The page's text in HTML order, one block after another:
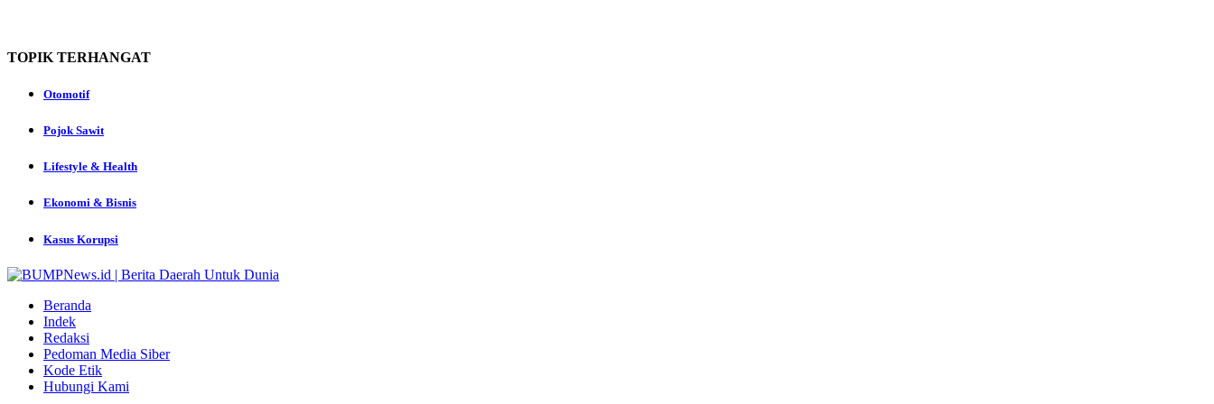
TOPIK TERHANGAT
Otomotif
Pojok Sawit
Lifestyle & Health
Ekonomi & Bisnis
Kasus Korupsi
Beranda
Indek
Redaksi
Pedoman Media Siber
Kode Etik
Hubungi Kami